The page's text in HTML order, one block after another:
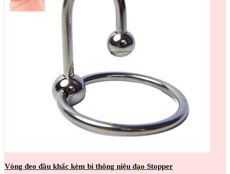
Vòng đeo đầu khấc kèm bi thông niệu đạo Stopper